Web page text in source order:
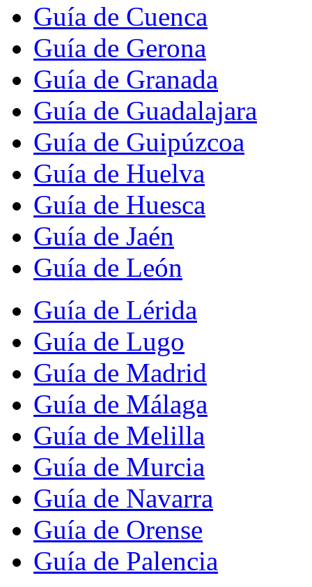
Guía de Cuenca
Guía de Gerona
Guía de Granada
Guía de Guadalajara
Guía de Guipúzcoa
Guía de Huelva
Guía de Huesca
Guía de Jaén
Guía de León
Guía de Lérida
Guía de Lugo
Guía de Madrid
Guía de Málaga
Guía de Melilla
Guía de Murcia
Guía de Navarra
Guía de Orense
Guía de Palencia